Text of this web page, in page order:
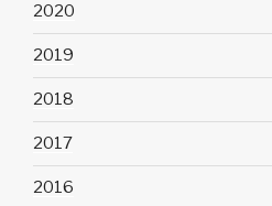
2020
2019
2018
2017
2016